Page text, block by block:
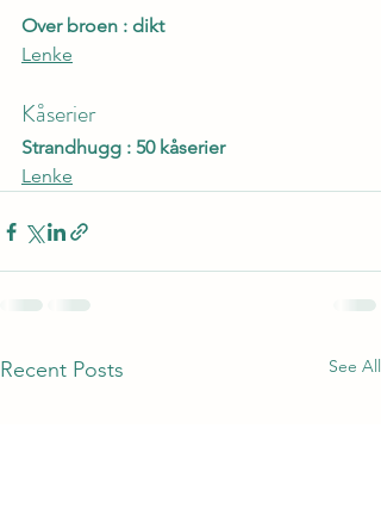
Over broen : dikt
Lenke
Kåserier
Strandhugg : 50 kåserier
Lenke
Recent Posts See All